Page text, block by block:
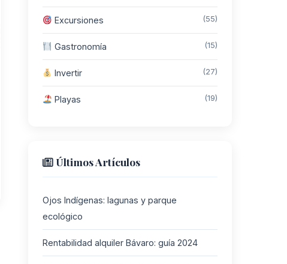
Excursiones (55)
Gastronomía (15)
Invertir (27)
Playas (19)
Últimos Artículos
Ojos Indígenas: lagunas y parque
ecológico
Rentabilidad alquiler Bávaro: guía 2024